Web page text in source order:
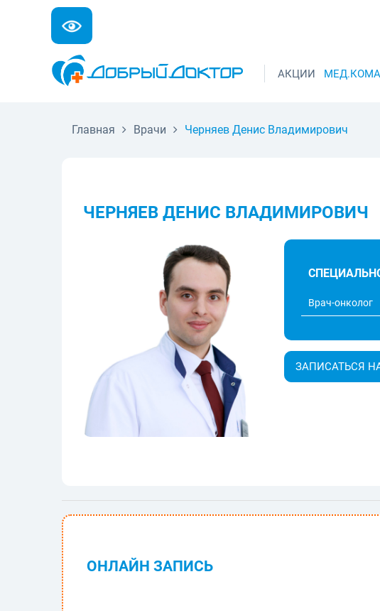
АКЦИИ
Главная Врачи Черняев Денис Владимирович
ЧЕРНЯЕВ ДЕНИС ВЛАДИМИРОВИЧ
Врач-онколог
ЗАПИСАТЬСЯ
ОНЛАЙН ЗАПИСЬ